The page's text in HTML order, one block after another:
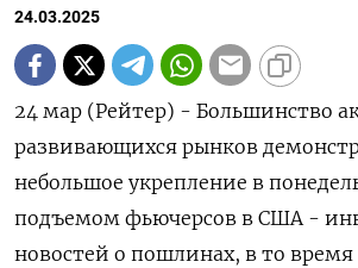
24.03.2025
24 мар (Рейтер) - Большинство
развивающихся рынков
небольшое укрепление в
подъемом фьючерсов в США -
новостей о пошлинах, в то время